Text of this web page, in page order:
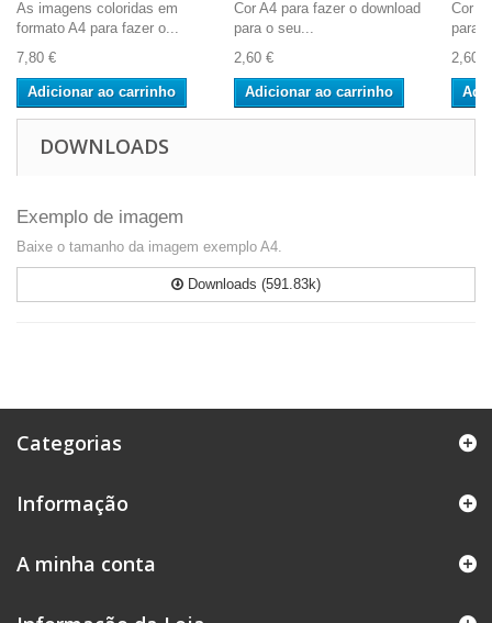
As imagens coloridas em
formato A4 para fazer o...
7,80 €
Adicionar ao carrinho
Cor A4 para fazer o download
para o seu...
2,60 €
Adicionar ao carrinho
Cor
para
2,60 €
DOWNLOADS
Exemplo de imagem
Baixe o tamanho da imagem exemplo A4.
Downloads (591.83k)
Categorias
Informação
A minha conta